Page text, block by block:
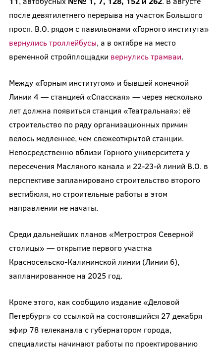
после девятилетнего перерыва на участок Большого
просп. В.О. рядом с павильонами «Горного института»
вернулись троллейбусы, а в октябре на место
временной стройплощадки вернулись трамваи.
Между «Горным институтом» и бывшей конечной
Линии 4 — станцией «Спасская» — через несколько
лет должна появиться станция «Театральная»: её
строительство по ряду организационных причин
велось медленнее, чем свежеоткрытой станции.
Непосредственно вблизи Горного университета у
пересечения Масляного канала и 22-23-й линий В.О. в
перспективе запланировано строительство второго
вестибюля, но строительные работы в этом
направлении не начаты.
Среди дальнейших планов «Метростроя Северной
столицы» — открытие первого участка
Красносельско-Калининской линии (Линии 6),
запланированное на 2025 год.
Кроме этого, как сообщило издание «Деловой
Петербург» со ссылкой на состоявшийся 27 декабря
эфир 78 телеканала с губернатором города,
специалисты начинают работы по проектированию